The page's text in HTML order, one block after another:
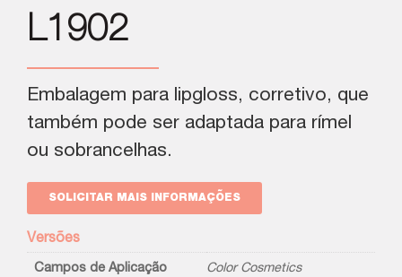
L1902
Embalagem para lipgloss, corretivo, que
também pode ser adaptada para rímel
ou sobrancelhas.
SOLICITAR MAIS INFORMAÇÕES
Versões
Campos de Aplicação Color Cosmetics